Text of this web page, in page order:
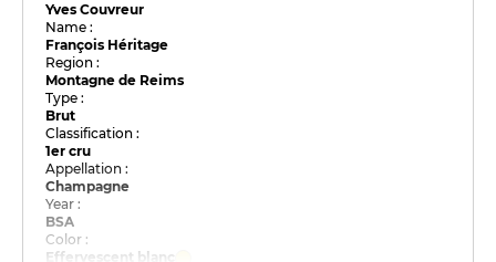
Yves Couvreur
Name :
François Héritage
Region :
Montagne de Reims
Type :
Brut
Classification :
1er cru
Appellation :
Champagne
Year :
BSA
Color :
Effervescent blanc